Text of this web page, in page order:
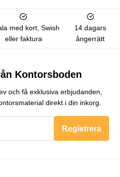
med kort, Swish
eller faktura
14 dagars
ångerrätt
Kontorsboden
och få exklusiva erbjudanden,
direkt i din inkorg.
Registrera